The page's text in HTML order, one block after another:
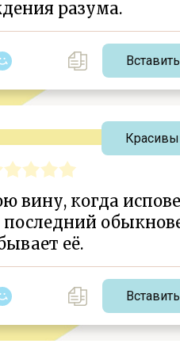
разума.
вину, когда
последний
её.